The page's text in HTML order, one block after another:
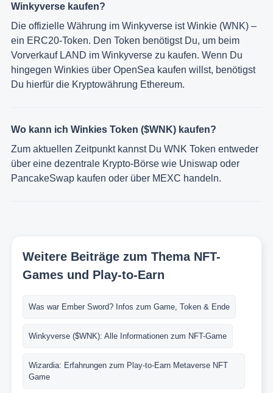
Winkyverse kaufen?
Die offizielle Währung im Winkyverse ist Winkie (WNK) –
ein ERC20-Token. Den Token benötigst Du, um beim
Vorverkauf LAND im Winkyverse zu kaufen. Wenn Du
hingegen Winkies über OpenSea kaufen willst, benötigst
Du hierfür die Kryptowährung Ethereum.
Wo kann ich Winkies Token ($WNK) kaufen?
Zum aktuellen Zeitpunkt kannst Du WNK Token entweder
über eine dezentrale Krypto-Börse wie Uniswap oder
PancakeSwap kaufen oder über MEXC handeln.
Weitere Beiträge zum Thema NFT-
Games und Play-to-Earn
Was war Ember Sword? Infos zum Game, Token & Ende
Winkyverse ($WNK): Alle Informationen zum NFT-Game
Wizardia: Erfahrungen zum Play-to-Earn Metaverse NFT
Game